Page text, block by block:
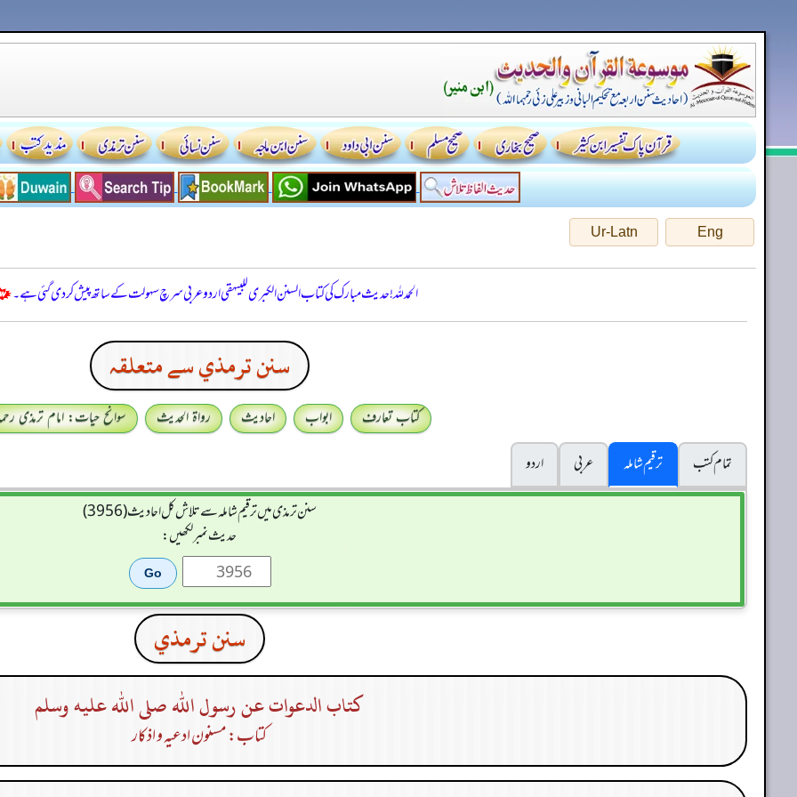
Eng
Ur-Latn
الحمدللہ! حدیث مبارک کی کتاب السنن الكبرى للبيهقي اردو عربی سرچ سہولت کے ساتھ پیش کر دی گئی ہے۔
سنن ترمذي سے متعلقہ
کتاب تعارف ابواب احادیث رواۃ الحدیث
سوانح حیات: امام ترمذی
تمام کتب
ترقیم شاملہ عربی
اردو
سنن ترمذی میں ترقیم شاملہ سے تلاش کل احادیث (3956)
حدیث نمبر لکھیں:
سنن ترمذي
كتاب الدعوات عن رسول الله صلى الله عليه وسلم
کتاب: مسنون ادعیہ و اذکار